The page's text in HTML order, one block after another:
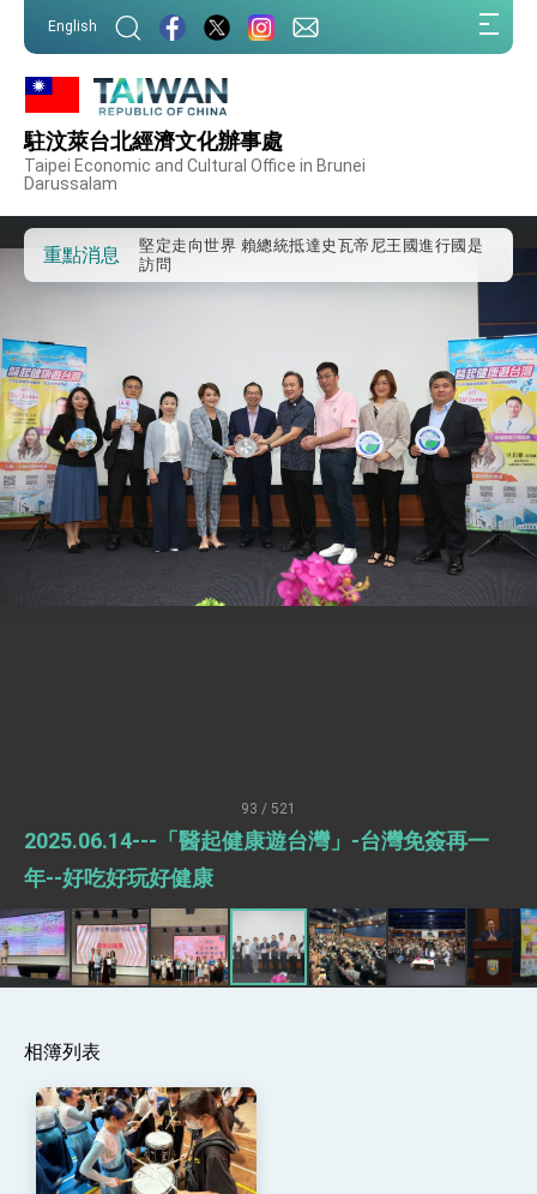
English
駐汶萊台北經濟文化辦事處
Taipei Economic and Cultural Office in Brunei
Darussalam
重點消息
外交部重要言論
我國政府將在美國亞利桑納州設立「駐鳳凰城辦
第一屆亞太在宅醫療大會開幕 總統盼分享臺灣
經驗為亞太醫療照護發展開創新里程碑
外交部發布WHA文宣影片「台灣醫療點亮世界」
及「台灣智慧醫療與健康產業展」預告短片，向
走向世界 盼與理念相近國家共同維護國際秩序
堅定走向世界 賴總統抵達史瓦帝尼王國進行國是
訪問
總統與五院院長新春茶敘 盼化分歧為團結、為
台美貿易協議完成簽署達成6大目標、創5大歷史
性突破 總統強調將以3大面向加速臺灣經濟轉型
升級 籲請立院全力支持並盡速通過
臺美簽署「對等貿易協定」確立對等關稅15%且不
疊加 我輸美2072項產品豁免對等關稅
總統接受「法新社」（AFP）專訪內容
外交部長林佳龍於《外交事務》撰文指出：自由
世界 需要台灣，團結合作方能守護繁榮
外交部長林佳龍出席《台灣光華雜誌》50週年慶
「見證蛻變，分享世界的光華」開幕式，期許數
臺美經貿談判獲階段性成果 卓揆期勉爭取時間完
成「臺美對等貿易協定」簽署
卓揆：臺美關稅談判階段性結果有助臺灣取得有
利戰略地位 全力支持「臺美對等貿易協定」簽署
外交部與數位發展部攜手合作，整合台灣雄厚數
位實力，達成固邦榮邦目標
外交部長林佳龍主持第35次「參與亞太經濟合作
策略小組」跨部會會議
總統主持「守護民主台灣國安行動方案」記者
會 強調以實力守護台海和平 以決心掌握國家
命運
變局中 奮起的新臺灣 總統發表國慶演說
93 / 521
2025.06.14---「醫起健康遊台灣」-台灣免簽再一
年--好吃好玩好健康
相簿列表